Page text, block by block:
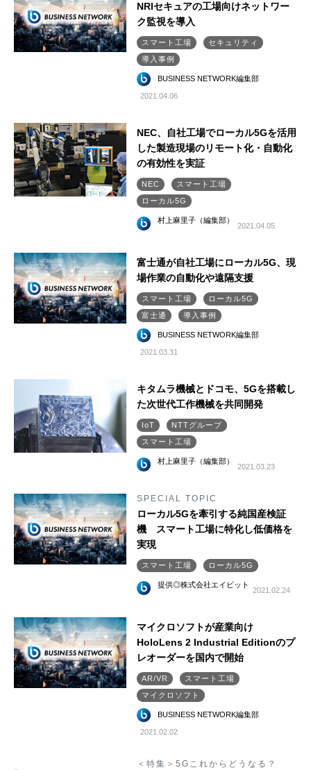
NRIセキュアの工場向けネットワー
ク監視を導入
スマート工場
セキュリティ
導入事例
BUSINESS NETWORK編集部
2021.04.06
NEC、自社工場でローカル5Gを活用
した製造現場のリモート化・自動化
の有効性を実証
NEC
スマート工場
ローカル5G
村上麻里子（編集部）
2021.04.05
富士通が自社工場にローカル5G、現
場作業の自動化や遠隔支援
スマート工場
ローカル5G
富士通
導入事例
BUSINESS NETWORK編集部
2021.03.31
キタムラ機械とドコモ、5Gを搭載し
た次世代工作機械を共同開発
IoT
NTTグループ
スマート工場
村上麻里子（編集部）
2021.03.23
SPECIAL TOPIC
ローカル5Gを牽引する純国産検証
機 スマート工場に特化し低価格を
実現
スマート工場 ローカル5G
提供◎株式会社エイビット
2021.02.24
マイクロソフトが産業向け
HoloLens 2 Industrial Editionのプ
レオーダーを国内で開始
AR/VR
スマート工場
マイクロソフト
BUSINESS NETWORK編集部
2021.02.02
＜特集＞5Gこれからどうなる？